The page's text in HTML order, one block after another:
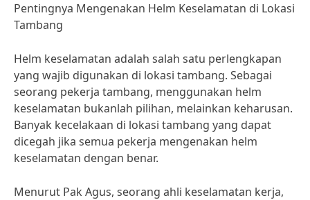
Pentingnya Mengenakan Helm Keselamatan di Lokasi
Tambang
Helm keselamatan adalah salah satu perlengkapan
yang wajib digunakan di lokasi tambang. Sebagai
seorang pekerja tambang, menggunakan helm
keselamatan bukanlah pilihan, melainkan keharusan.
Banyak kecelakaan di lokasi tambang yang dapat
dicegah jika semua pekerja mengenakan helm
keselamatan dengan benar.
Menurut Pak Agus, seorang ahli keselamatan kerja,